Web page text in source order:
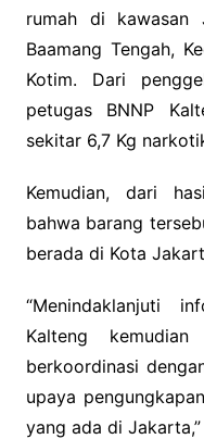
rumah di kawasan
Baamang Tengah,
Kotim. Dari
petugas BNNP
sekitar 6,7 Kg
Kemudian, dari
bahwa barang
berada di Kota
“Menindaklanjuti
Kalteng
berkoordinasi
upaya
yang ada di